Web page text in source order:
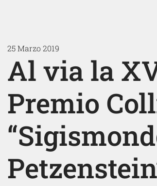
25 Marzo 2019
Al via la
Premio